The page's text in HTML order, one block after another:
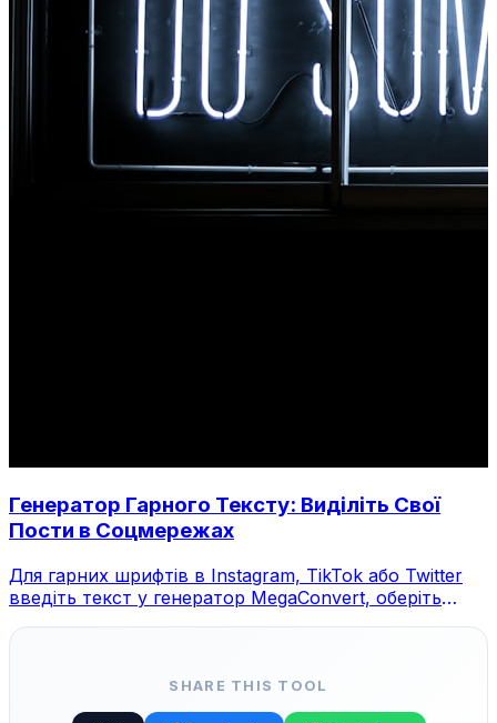
Генератор Гарного Тексту: Виділіть Свої
Пости в Соцмережах
Для гарних шрифтів в Instagram, TikTok або Twitter
введіть текст у генератор MegaConvert, оберіть
SHARE THIS TOOL